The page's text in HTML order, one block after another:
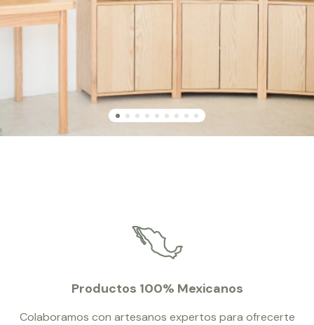
Productos 100% Mexicanos
Colaboramos con artesanos expertos para ofrecerte